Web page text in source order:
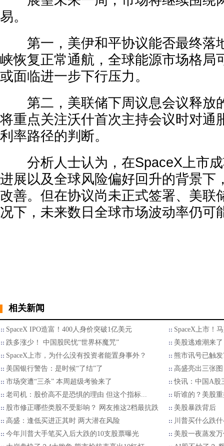
易。
第一，美伊和平协议能否最终落
峡恢复正常通航，全球能源市场格局
或面临进一步下行压力。
第二，美联储下周议息会议释放
将重点关注沃什首次主持会议时对通
利率路径的判断。
分析人士认为，在SpaceX上市成
进展以及全球风险偏好回升的背景下
改善。但在协议尚未正式签署、美联
况下，未来数日全球市场波动率仍可
相关新闻
SpaceX IPO造富！400人身价突破1亿美元
SpaceX上市！
跌多涨少！ 中国股民忧“世界杯魔咒”
美股逃难潮来
SpaceX上市，为什么没有投资者能置身事外？
熊市讯号已触
美国银行警告：是时候“了结”了
高盛亮出三张
市场突遭“三杀” 本周超级考验来了
快讯：中国A股
老司机：股价高不是恐惧的理由 但这个指标...
听谁的？美股
股市修正哪些类股不受影响？ 网友推这2档最抗跌
美股暴跌背后
高盛：逢低买进正其时 两大潜在风险
川普买什么跌
今年川普大手笔买入后大跌的10支股票曝光
美股一夜蒸发